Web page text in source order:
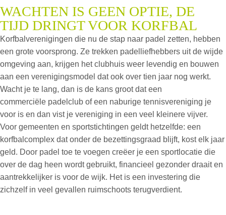
WACHTEN IS GEEN OPTIE, DE
TIJD DRINGT VOOR KORFBAL
Korfbalverenigingen die nu de stap naar padel zetten, hebben
een grote voorsprong. Ze trekken padelliefhebbers uit de wijde
omgeving aan, krijgen het clubhuis weer levendig en bouwen
aan een verenigingsmodel dat ook over tien jaar nog werkt.
Wacht je te lang, dan is de kans groot dat een
commerciële padelclub of een naburige tennisvereniging je
voor is en dan vist je vereniging in een veel kleinere vijver.
Voor gemeenten en sportstichtingen geldt hetzelfde: een
korfbalcomplex dat onder de bezettingsgraad blijft, kost elk jaar
geld. Door padel toe te voegen creëer je een sportlocatie die
over de dag heen wordt gebruikt, financieel gezonder draait en
aantrekkelijker is voor de wijk. Het is een investering die
zichzelf in veel gevallen ruimschoots terugverdient.